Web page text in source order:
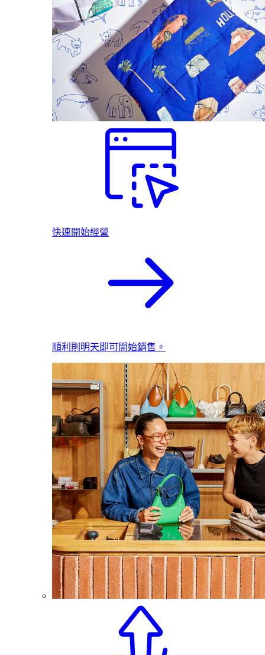
快速開始經營
順利則明天即可開始銷售。